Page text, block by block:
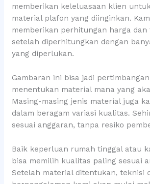
memberikan keleluasaan klien
material plafon yang diinginkan.
memberikan perhitungan harga dan
setelah diperhitungkan dengan
yang diperlukan.
Gambaran ini bisa jadi
menentukan material mana yang
Masing-masing jenis material juga
dalam beragam variasi kualitas.
sesuai anggaran, tanpa resiko
Baik keperluan rumah tinggal atau
bisa memilih kualitas paling sesuai
Setelah material ditentukan, teknisi